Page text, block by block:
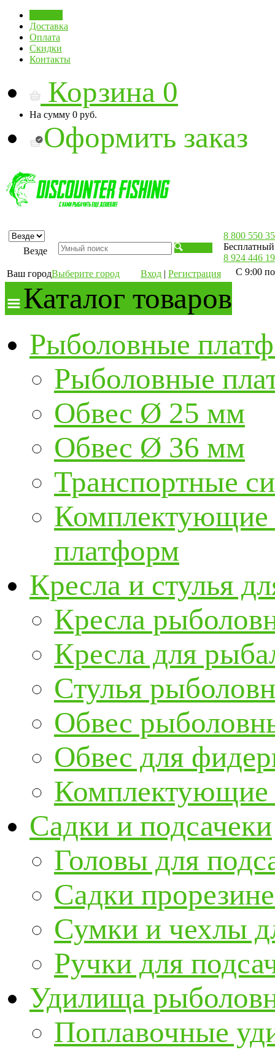
Доставка
Оплата
Скидки
Контакты
Корзина 0
На сумму 0 руб.
Оформить заказ
Везде
Ваш городВыберите город Вход | Регистрация
8 800 550
8 924 446
С 9:00
Каталог товаров
Рыболовные
Рыболовные
Обвес Ø 25 мм
Обвес Ø 36 мм
Транспортные
Комплектующие
платформ
Кресла и стулья
Кресла
Кресла для
Стулья
Обвес
Обвес для
Комплектующие
Садки и подсачеки
Головы для
Садки
Сумки и чехлы
Ручки для
Удилища
Поплавочные